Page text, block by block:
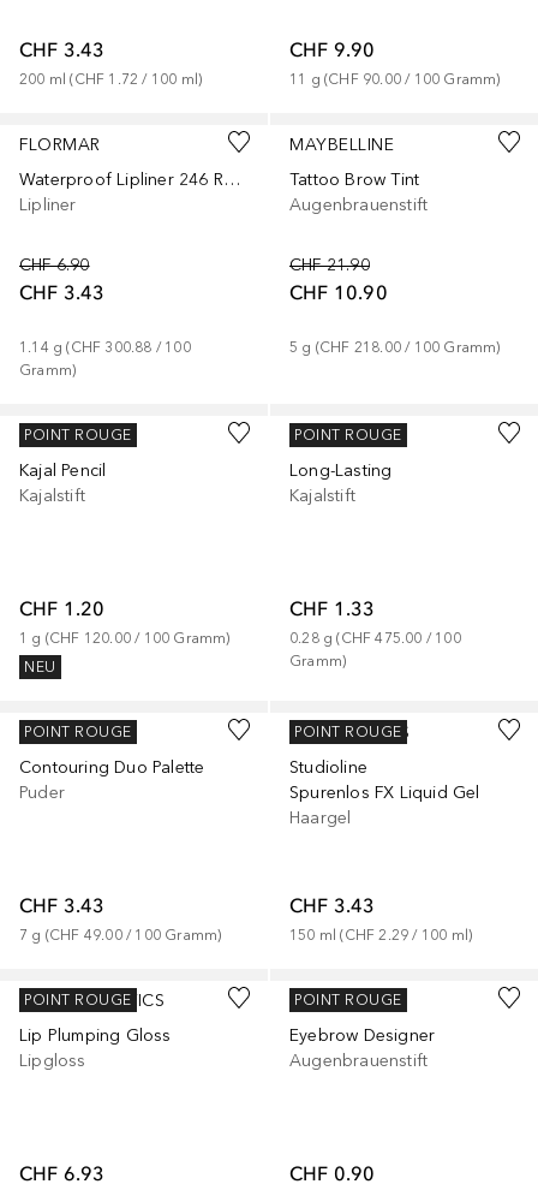
CHF 3.43
200 ml (CHF 1.72 / 100 ml)
CHF 9.90
11 g (CHF 90.00 / 100 Gramm)
FLORMAR
Waterproof Lipliner 246 Rosebush
Lipliner
CHF 6.90
CHF 3.43
1.14 g (CHF 300.88 / 100
Gramm)
+ 18
MAYBELLINE
Tattoo Brow Tint
Augenbrauenstift
CHF 21.90
CHF 10.90
5 g (CHF 218.00 / 100 Gramm)
+1
ESSENCE
Kajal Pencil
Kajalstift
CHF 1.20
1 g (CHF 120.00 / 100 Gramm)
NEU
POINT ROUGE
+ 1
ESSENCE
Long-Lasting
Kajalstift
CHF 1.33
0.28 g (CHF 475.00 / 100
Gramm)
POINT ROUGE
ESSENCE
Contouring Duo Palette
Puder
CHF 3.43
7 g (CHF 49.00 / 100 Gramm)
POINT ROUGE
L’ORÉAL PARIS
Studioline
Spurenlos FX Liquid Gel
Haargel
CHF 3.43
150 ml (CHF 2.29 / 100 ml)
POINT ROUGE
E.L.F. COSMETICS
Lip Plumping Gloss
Lipgloss
CHF 6.93
POINT ROUGE
+ 3
ESSENCE
Eyebrow Designer
Augenbrauenstift
CHF 0.90
POINT ROUGE
+ 5